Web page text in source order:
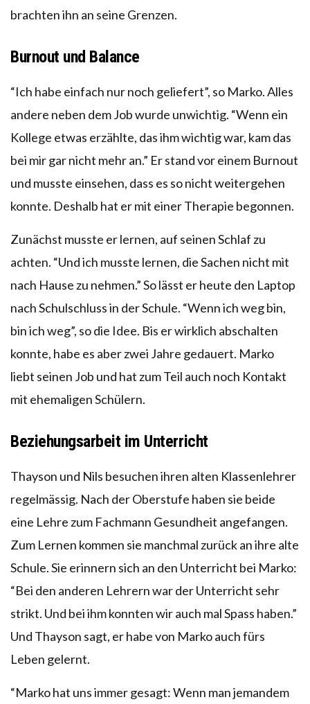
brachten ihn an seine Grenzen.
Burnout und Balance
“Ich habe einfach nur noch geliefert”, so Marko. Alles
andere neben dem Job wurde unwichtig. “Wenn ein
Kollege etwas erzählte, das ihm wichtig war, kam das
bei mir gar nicht mehr an.” Er stand vor einem Burnout
und musste einsehen, dass es so nicht weitergehen
konnte. Deshalb hat er mit einer Therapie begonnen.
Zunächst musste er lernen, auf seinen Schlaf zu
achten. “Und ich musste lernen, die Sachen nicht mit
nach Hause zu nehmen.” So lässt er heute den Laptop
nach Schulschluss in der Schule. “Wenn ich weg bin,
bin ich weg”, so die Idee. Bis er wirklich abschalten
konnte, habe es aber zwei Jahre gedauert. Marko
liebt seinen Job und hat zum Teil auch noch Kontakt
mit ehemaligen Schülern.
Beziehungsarbeit im Unterricht
Thayson und Nils besuchen ihren alten Klassenlehrer
regelmässig. Nach der Oberstufe haben sie beide
eine Lehre zum Fachmann Gesundheit angefangen.
Zum Lernen kommen sie manchmal zurück an ihre alte
Schule. Sie erinnern sich an den Unterricht bei Marko:
“Bei den anderen Lehrern war der Unterricht sehr
strikt. Und bei ihm konnten wir auch mal Spass haben.”
Und Thayson sagt, er habe von Marko auch fürs
Leben gelernt.
“Marko hat uns immer gesagt: Wenn man jemandem